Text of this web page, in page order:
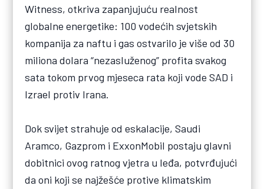
Witness, otkriva zapanjujuću realnost
globalne energetike: 100 vodećih svjetskih
kompanija za naftu i gas ostvarilo je više od 30
miliona dolara “nezasluženog” profita svakog
sata tokom prvog mjeseca rata koji vode SAD i
Izrael protiv Irana.
Dok svijet strahuje od eskalacije, Saudi
Aramco, Gazprom i ExxonMobil postaju glavni
dobitnici ovog ratnog vjetra u leđa, potvrđujući
da oni koji se najžešće protive klimatskim